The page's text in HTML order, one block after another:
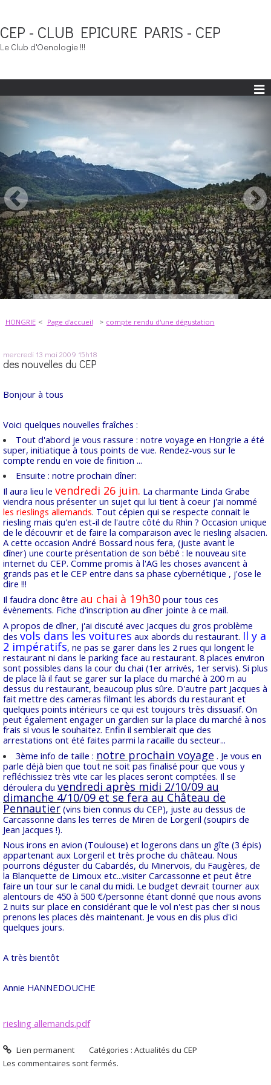
CEP - CLUB EPICURE PARIS - CEP
Le Club d'Oenologie !!!
HONGRIE Page d'accueil compte rendu d'une dégustation
mercredi 13 mai 2009 15h18
des nouvelles du CEP
Bonjour à tous
Voici quelques nouvelles fraîches :
Tout d'abord je vous rassure : notre voyage en Hongrie a été
super, initiatique à tous points de vue. Rendez-vous sur le
compte rendu en voie de finition ...
Ensuite : notre prochain dîner:
Il aura lieu le vendredi 26 juin. La charmante Linda Grabe
viendra nous présenter un sujet qui lui tient à coeur j'ai nommé
les rieslings allemands. Tout cépien qui se respecte connait le
riesling mais qu'en est-il de l'autre côté du Rhin ? Occasion unique
de le découvrir et de faire la comparaison avec le riesling alsacien.
A cette occasion André Bossard nous fera, (juste avant le
dîner) une courte présentation de son bébé : le nouveau site
internet du CEP. Comme promis à l'AG les choses avancent à
grands pas et le CEP entre dans sa phase cybernétique , j'ose le
dire !!!
Il faudra donc être au chai à 19h30 pour tous ces
évènements. Fiche d'inscription au dîner jointe à ce mail.
A propos de dîner, j'ai discuté avec Jacques du gros problème
des vols dans les voitures aux abords du restaurant. Il y a
2 impératifs, ne pas se garer dans les 2 rues qui longent le
restaurant ni dans le parking face au restaurant. 8 places environ
sont possibles dans la cour du chai (1er arrivés, 1er servis). Si plus
de place là il faut se garer sur la place du marché à 200 m au
dessus du restaurant, beaucoup plus sûre. D'autre part Jacques à
fait mettre des cameras filmant les abords du restaurant et
quelques points intérieurs ce qui est toujours très dissuasif. On
peut également engager un gardien sur la place du marché à nos
frais si vous le souhaitez. Enfin il semblerait que des
arrestations ont été faites parmi la racaille du secteur...
3ème info de taille : notre prochain voyage . Je vous en
parle déjà bien que tout ne soit pas finalisé pour que vous y
refléchissiez très vite car les places seront comptées. Il se
déroulera du vendredi après midi 2/10/09 au
dimanche 4/10/09 et se fera au Château de
Pennautier (vins bien connus du CEP), juste au dessus de
Carcassonne dans les terres de Miren de Lorgeril (soupirs de
Jean Jacques !).
Nous irons en avion (Toulouse) et logerons dans un gîte (3 épis)
appartenant aux Lorgeril et très proche du château. Nous
pourrons déguster du Cabardés, du Minervois, du Faugères, de
la Blanquette de Limoux etc...visiter Carcassonne et peut être
faire un tour sur le canal du midi. Le budget devrait tourner aux
alentours de 450 à 500 €/personne étant donné que nous avons
2 nuits sur place en considérant que le vol n'est pas cher si nous
prenons les places dès maintenant. Je vous en dis plus d'ici
quelques jours.
A très bientôt
Annie HANNEDOUCHE
riesling allemands.pdf
Lien permanent Catégories :Actualités du CEP
Les commentaires sont fermés.